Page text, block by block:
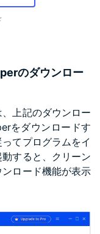
のダウンロー
上記のダウンロー
をダウンロードす
てプログラムをイ
すると、クリーン
ロード機能が表示